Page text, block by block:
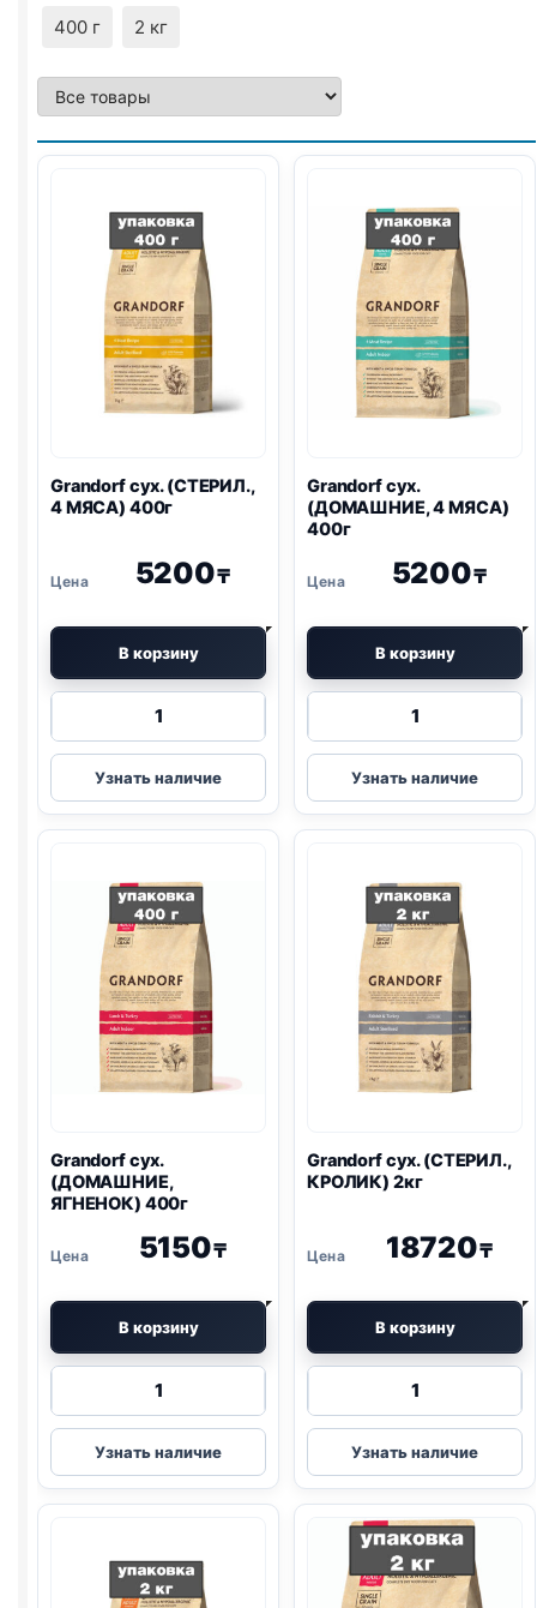
400 г 2 кг
Grandorf сух. (СТЕРИЛ.,
4 МЯСА) 400г
5200₸
В корзину
Количество
Grandorf
сух.
(СТЕРИЛ.,
400г
Узнать наличие
Grandorf сух.
(ДОМАШНИЕ, 4 МЯСА)
400г
5200₸
В корзину
Количество
Grandorf
сух.
(ДОМАШНИЕ,
400г
Узнать наличие
Grandorf сух.
(ДОМАШНИЕ,
ЯГНЕНОК) 400г
5150₸
В корзину
Количество
Grandorf
сух.
(ДОМАШНИЕ,
Узнать наличие
Grandorf сух. (СТЕРИЛ.,
КРОЛИК) 2кг
18720₸
В корзину
Количество
Grandorf
сух.
(СТЕРИЛ.,
КРОЛИК)
2кг
Узнать наличие